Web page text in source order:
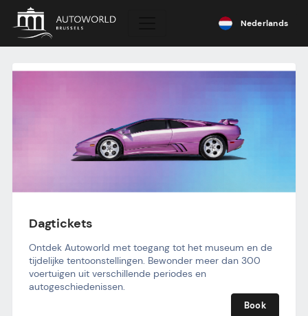
Nederlands
Dagtickets
Ontdek Autoworld met toegang tot het museum en de
tijdelijke tentoonstellingen. Bewonder meer dan 300
voertuigen uit verschillende periodes en
autogeschiedenissen.
Book